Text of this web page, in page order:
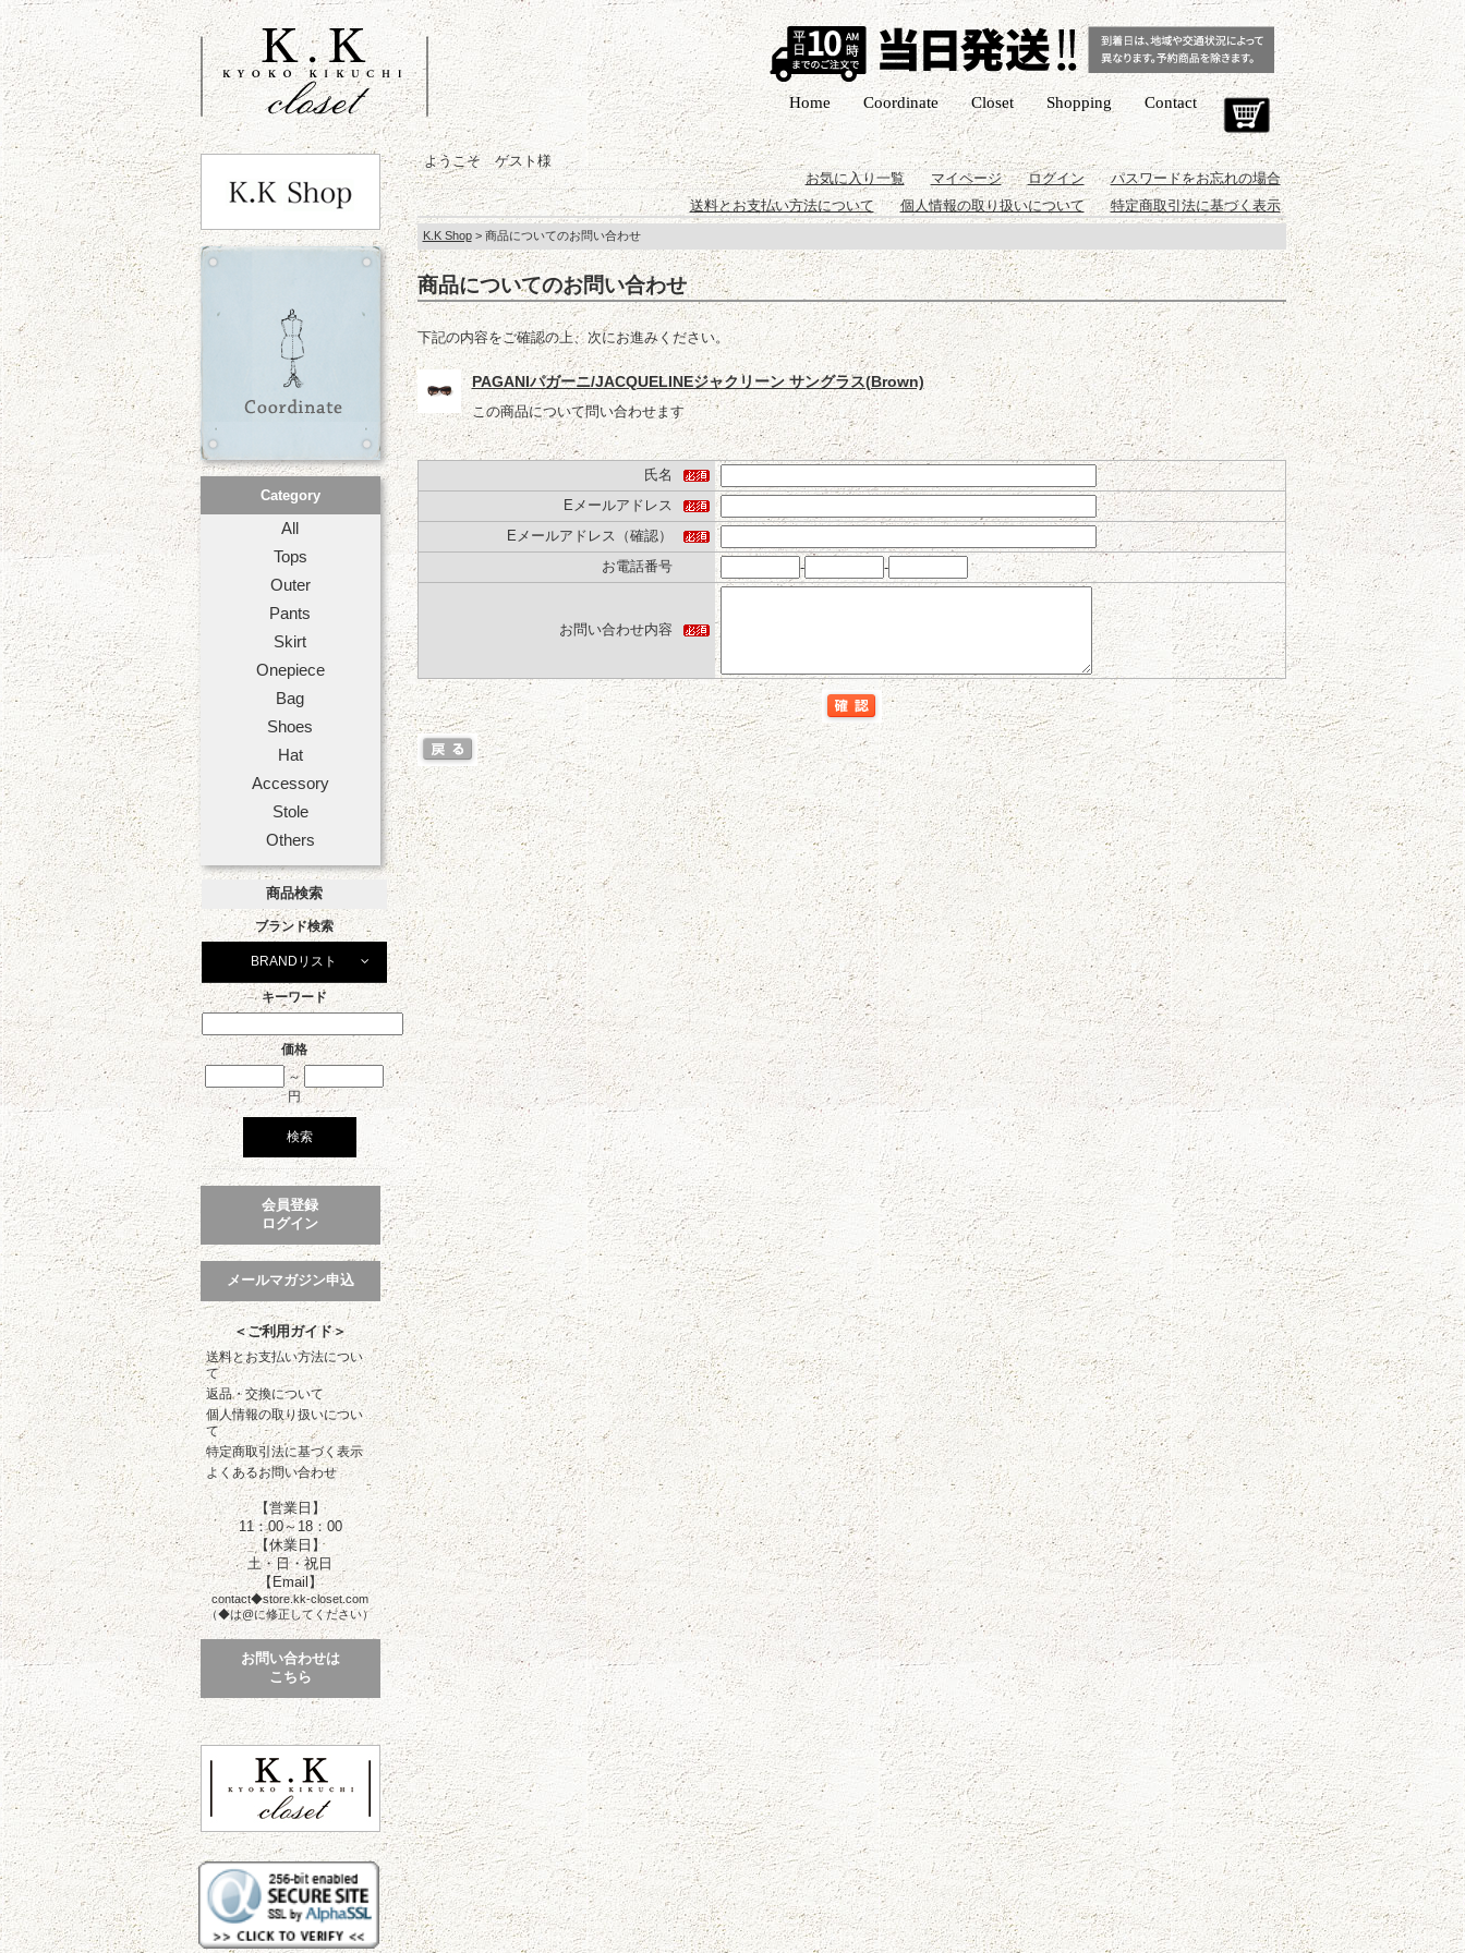
Cart
Contact
Shopping
Closet
Coordinate
Home
Category
All
Tops
Outer
Pants
Skirt
Onepiece
Bag
Shoes
Hat
Accessory
Stole
Others
商品検索
ブランド検索
BRANDリスト
キーワード
価格
～
円
会員登録
ログイン
メールマガジン申込
＜ご利用ガイド＞
送料とお支払い方法につい
て
返品・交換について
個人情報の取り扱いについ
て
特定商取引法に基づく表示
よくあるお問い合わせ
【営業日】
11：00～18：00
【休業日】
土・日・祝日
【Email】
contact◆store.kk-closet.com
（◆は@に修正してください）
お問い合わせは
こちら
ようこそ ゲスト様
お気に入り一覧
マイページ ログイン
パスワードをお忘れの場合
送料とお支払い方法について
個人情報の取り扱いについて 特定商取引法に基づく表示
K.K Shop> 商品についてのお問い合わせ
商品についてのお問い合わせ
下記の内容をご確認の上、次にお進みください。
PAGANIパガーニ/JACQUELINEジャクリーン サングラス(Brown)
この商品について問い合わせます
氏名
Eメールアドレス
Eメールアドレス（確認）
お電話番号
- -
お問い合わせ内容